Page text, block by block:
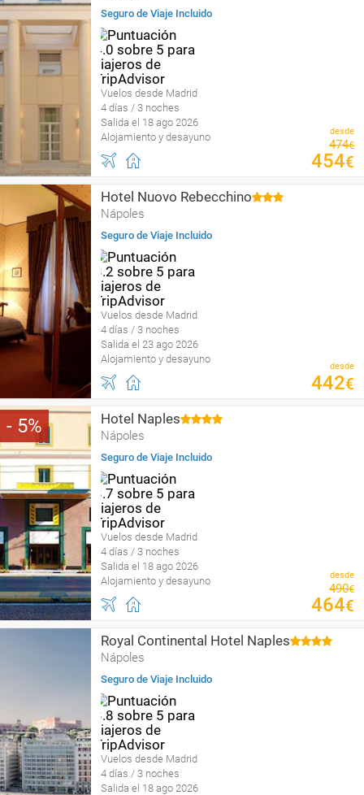
Seguro de Viaje Incluido
Vuelos desde Madrid
4 días / 3 noches
Salida el 18 ago 2026
Alojamiento y desayuno
desde
474€
454€
Hotel Nuovo Rebecchino
Nápoles
Seguro de Viaje Incluido
Vuelos desde Madrid
4 días / 3 noches
Salida el 23 ago 2026
Alojamiento y desayuno
desde
442€
5 Hotel Naples
Nápoles
Seguro de Viaje Incluido
Vuelos desde Madrid
4 días / 3 noches
Salida el 18 ago 2026
Alojamiento y desayuno
desde
490€
464€
Royal Continental Hotel Naples
Nápoles
Seguro de Viaje Incluido
Vuelos desde Madrid
4 días / 3 noches
Salida el 18 ago 2026